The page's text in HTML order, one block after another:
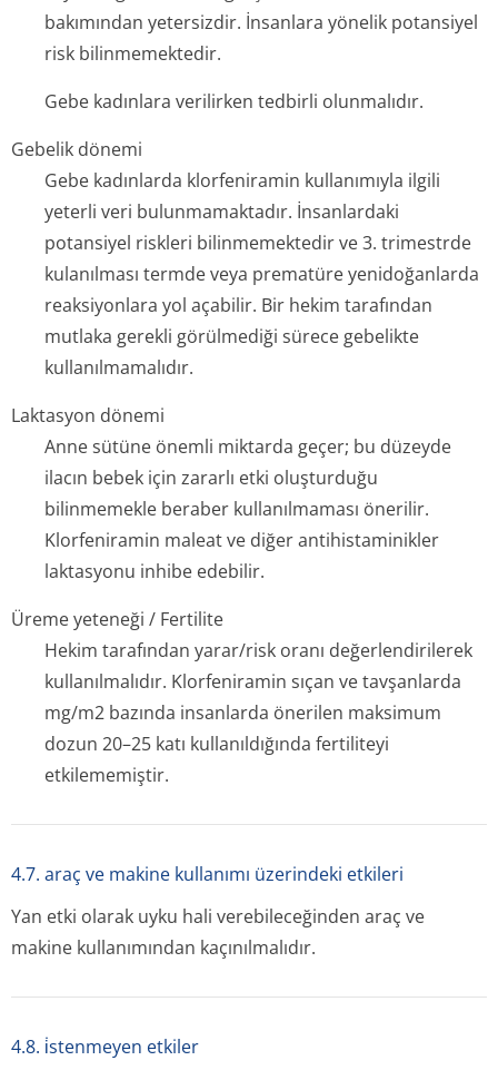
bakımından yetersizdir. İnsanlara yönelik potansiyel
risk bilinmemektedir.
Gebe kadınlara verilirken tedbirli olunmalıdır.
Gebelik dönemi
Gebe kadınlarda klorfeniramin kullanımıyla ilgili
yeterli veri bulunmamaktadır. İnsanlardaki
potansiyel riskleri bilinmemektedir ve 3. trimestrde
kulanılması termde veya prematüre yenidoğanlarda
reaksiyonlara yol açabilir. Bir hekim tarafından
mutlaka gerekli görülmediği sürece gebelikte
kullanılmamalıdır.
Laktasyon dönemi
Anne sütüne önemli miktarda geçer; bu düzeyde
ilacın bebek için zararlı etki oluşturduğu
bilinmemekle beraber kullanılmaması önerilir.
Klorfeniramin maleat ve diğer antihistaminikler
laktasyonu inhibe edebilir.
Üreme yeteneği / Fertilite
Hekim tarafından yarar/risk oranı değerlendirilerek
kullanılmalıdır. Klorfeniramin sıçan ve tavşanlarda
mg/m2 bazında insanlarda önerilen maksimum
dozun 20–25 katı kullanıldığında fertiliteyi
etkilememiştir.
4.7. araç ve makine kullanımı üzerindeki etkileri
Yan etki olarak uyku hali verebileceğinden araç ve
makine kullanımından kaçınılmalıdır.
4.8. i̇stenmeyen etkiler